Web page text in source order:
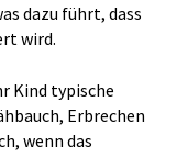
dazu führt, dass
wird.
Kind typische
Erbrechen
wenn das